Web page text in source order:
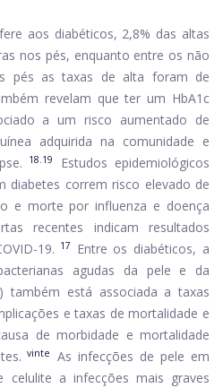
aos diabéticos, 2,8% das altas
nos pés, enquanto entre os não
pés as taxas de alta foram de
revelam que ter um HbA1c
a um risco aumentado de
adquirida na comunidade e
18.19
Estudos epidemiológicos
diabetes correm risco elevado de
e morte por influenza e doença
recentes indicam resultados
19. 17
Entre os diabéticos, a
agudas da pele e da
também está associada a taxas
e taxas de mortalidade e
de morbidade e mortalidade
vinte
As infecções de pele em
celulite a infecções mais graves